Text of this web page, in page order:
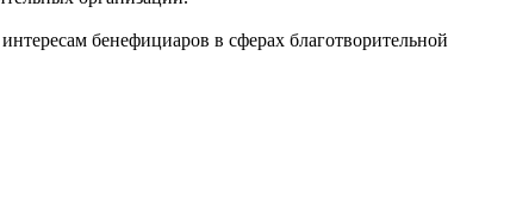
бенефициаров в сферах благотворительной